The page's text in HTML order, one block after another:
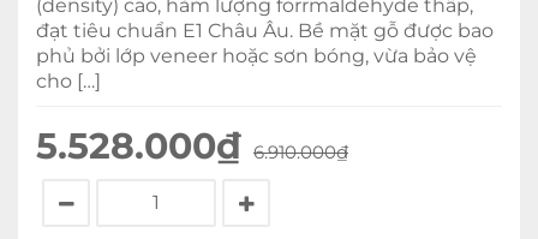
(density) cao, hàm lượng forrmaldehyde thấp,
đạt tiêu chuẩn E1 Châu Âu. Bề mặt gỗ được bao
phủ bởi lớp veneer hoặc sơn bóng, vừa bảo vệ
cho […]
5.528.000₫ 6.910.000₫